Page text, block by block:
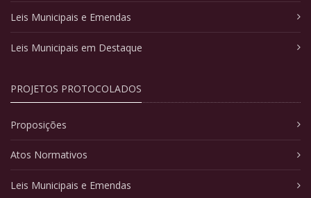
Leis Municipais e Emendas
Leis Municipais em Destaque
PROJETOS PROTOCOLADOS
Proposições
Atos Normativos
Leis Municipais e Emendas